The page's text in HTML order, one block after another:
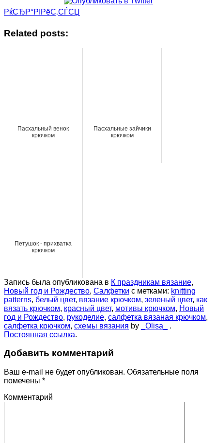
РќСЂР°РІРёС‚СЃСЏ
Related posts:
Пасхальный венок
крючком
Пасхальные зайчики
крючком
Петушок - прихватка
крючком
Запись была опубликована в К праздникам вязание,
Новый год и Рождество, Салфетки с метками: knitting
patterns, белый цвет, вязание крючком, зеленый цвет, как
вязать крючком, красный цвет, мотивы крючком, Новый
год и Рождество, рукоделие, салфетка вязаная крючком,
салфетка крючком, схемы вязания by _Olisa_
.
Постоянная ссылка.
Добавить комментарий
Ваш e-mail не будет опубликован. Обязательные поля
помечены *
Комментарий